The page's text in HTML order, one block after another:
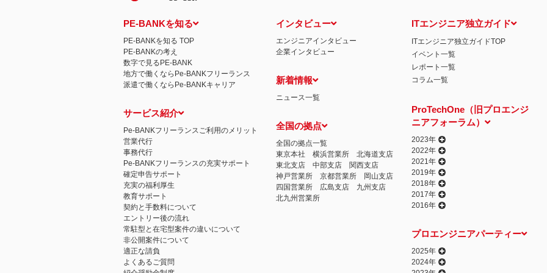
PE-BANKを知る
PE-BANKを知る TOP
PE-BANKの考え
数字で見るPE-BANK
地方で働くならPe-BANKフリーランス
派遣で働くならPe-BANKキャリア
サービス紹介
Pe-BANKフリーランスご利用のメリット
営業代行
事務代行
Pe-BANKフリーランスの充実サポート
確定申告サポート
充実の福利厚生
教育サポート
契約と手数料について
エントリー後の流れ
常駐型と在宅型案件の違いについて
非公開案件について
適正な請負
よくあるご質問
インタビュー
エンジニアインタビュー
企業インタビュー
新着情報
ニュース一覧
全国の拠点
全国の拠点一覧
東京本社
横浜営業所
北海道支店
東北支店
中部支店
関西支店
神戸営業所
京都営業所
岡山支店
四国営業所
広島支店
九州支店
北九州営業所
ITエンジニア独立ガイド
ITエンジニア独立ガイドTOP
イベント一覧
レポート一覧
コラム一覧
ProTechOne（旧プロエンジ
ニアフォーラム）
2023年
2022年
2021年
2019年
2018年
2017年
2016年
プロエンジニアパーティー
2025年
2024年